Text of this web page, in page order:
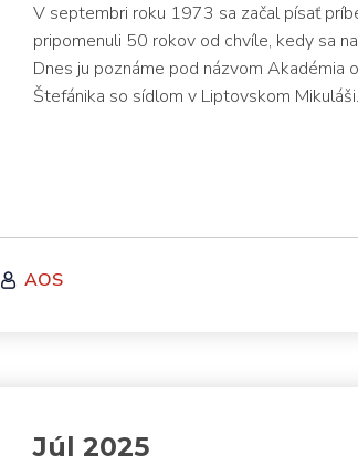
V septembri roku 1973 sa začal písať
pripomenuli 50 rokov od chvíle, kedy sa
Dnes ju poznáme pod názvom Akadémia
Štefánika so sídlom v Liptovskom Mikuláši.
AOS
Júl 2025